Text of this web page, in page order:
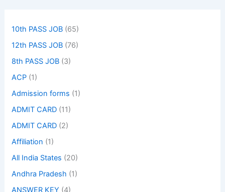
10th PASS JOB (65)
12th PASS JOB (76)
8th PASS JOB (3)
ACP (1)
Admission forms (1)
ADMIT CARD (11)
ADMIT CARD (2)
Affiliation (1)
All India States (20)
Andhra Pradesh (1)
ANSWER KEY (4)